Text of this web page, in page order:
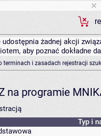
udostępnia żadnej akcji
aby poznać dokładne
terminach i zasadach rejestracji
na programie
Typ i